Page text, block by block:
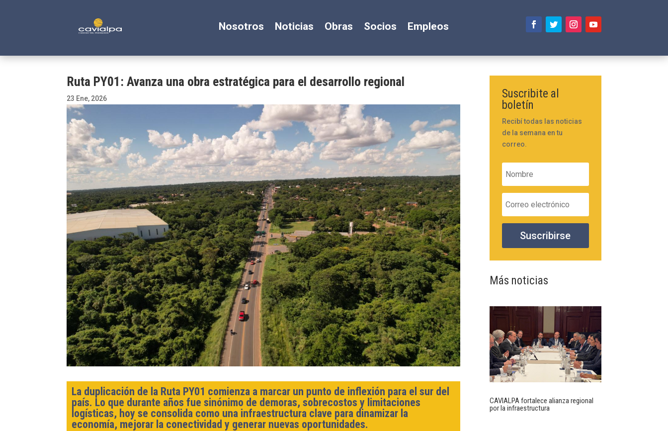
Nosotros Noticias Obras Socios Empleos
Ruta PY01: Avanza una obra estratégica para el desarrollo regional
23 Ene, 2026
La duplicación de la Ruta PY01 comienza a marcar un punto de inflexión para el sur del
país. Lo que durante años fue sinónimo de demoras, sobrecostos y limitaciones
logísticas, hoy se consolida como una infraestructura clave para dinamizar la
economía, mejorar la conectividad y generar nuevas oportunidades.
Suscribite al
boletín
Recibí todas las noticias
de la semana en tu
correo.
Suscribirse
Más noticias
CAVIALPA fortalece alianza regional
por la infraestructura